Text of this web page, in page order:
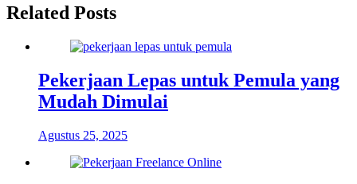
Related Posts
Pekerjaan Lepas untuk Pemula yang
Mudah Dimulai
Agustus 25, 2025